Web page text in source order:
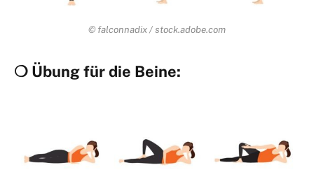
© falconnadix / stock.adobe.com
❍ Übung für die Beine: